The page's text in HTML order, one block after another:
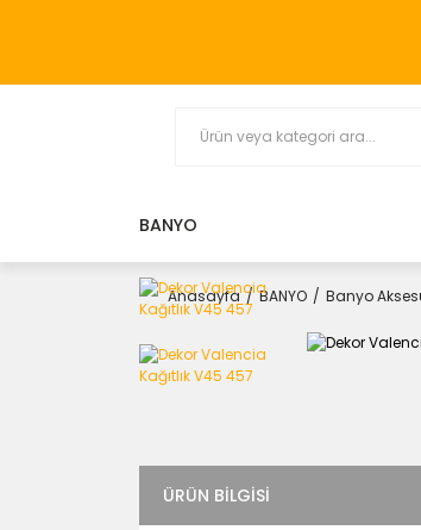
BANYO
Anasayfa BANYO Banyo
ÜRÜN BILGISI